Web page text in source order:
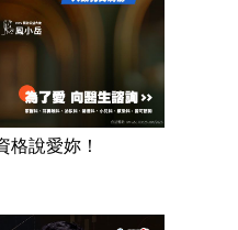
格說愛妳！